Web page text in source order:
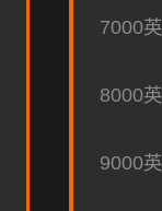
7000
8000
9000